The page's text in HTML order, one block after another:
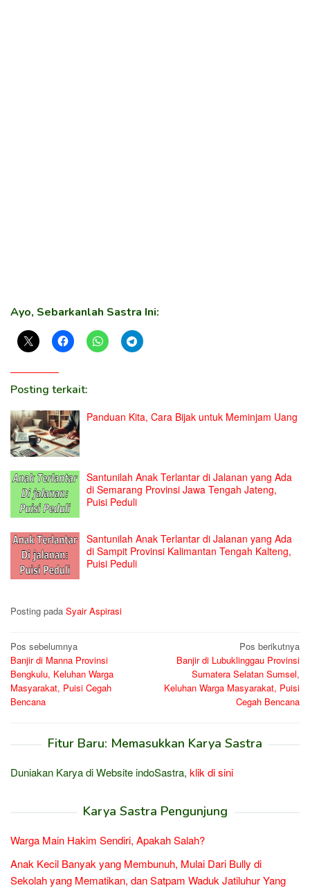
Ayo, Sebarkanlah Sastra Ini:
Posting terkait:
Panduan Kita, Cara Bijak untuk Meminjam Uang
Santunilah Anak Terlantar di Jalanan yang Ada
di Semarang Provinsi Jawa Tengah Jateng,
Puisi Peduli
Santunilah Anak Terlantar di Jalanan yang Ada
di Sampit Provinsi Kalimantan Tengah Kalteng,
Puisi Peduli
Posting pada Syair Aspirasi
Navigasi
pos
Pos sebelumnya
Banjir di Manna Provinsi
Bengkulu, Keluhan Warga
Masyarakat, Puisi Cegah
Bencana
Pos berikutnya
Banjir di Lubuklinggau Provinsi
Sumatera Selatan Sumsel,
Keluhan Warga Masyarakat, Puisi
Cegah Bencana
Fitur Baru: Memasukkan Karya Sastra
Duniakan Karya di Website indoSastra, klik di sini
Karya Sastra Pengunjung
Warga Main Hakim Sendiri, Apakah Salah?
Anak Kecil Banyak yang Membunuh, Mulai Dari Bully di
Sekolah yang Mematikan, dan Satpam Waduk Jatiluhur Yang